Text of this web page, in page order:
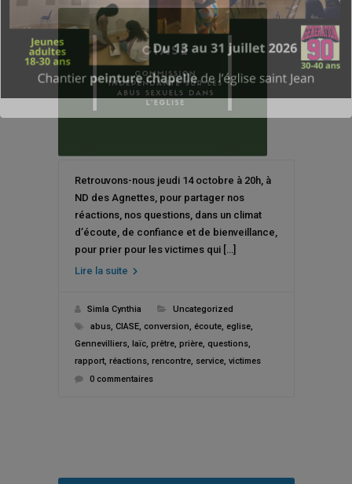
Retrouvons-nous jeudi 14 octobre à 20h, à
ND des Agnettes, pour partager nos
réactions, nos questions, dans un climat
d’écoute, de confiance et de bienveillance,
pour prier pour les victimes qui […]
Lire la suite
Simla Cynthia
Uncategorized
abus, CIASE, conversion, écoute, eglise,
Gennevilliers, laïc, prêtre, prière, questions,
rapport, réactions, rencontre, service, victimes
0 commentaires